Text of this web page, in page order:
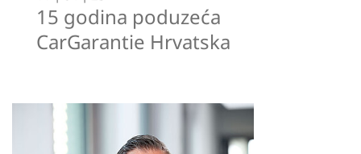
15 godina poduzeća
CarGarantie Hrvatska